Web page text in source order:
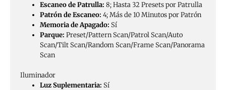
Escaneo de Patrulla: 8; Hasta 32 Presets por Patrulla
Patrón de Escaneo: 4; Más de 10 Minutos por Patrón
Memoria de Apagado: Sí
Parque: Preset/Pattern Scan/Patrol Scan/Auto
Scan/Tilt Scan/Random Scan/Frame Scan/Panorama
Scan
Iluminador
Luz Suplementaria: Sí